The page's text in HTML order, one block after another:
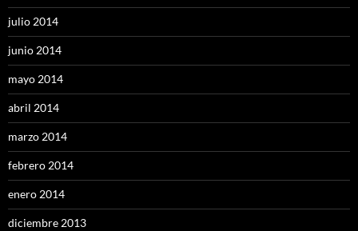
julio 2014
junio 2014
mayo 2014
abril 2014
marzo 2014
febrero 2014
enero 2014
diciembre 2013